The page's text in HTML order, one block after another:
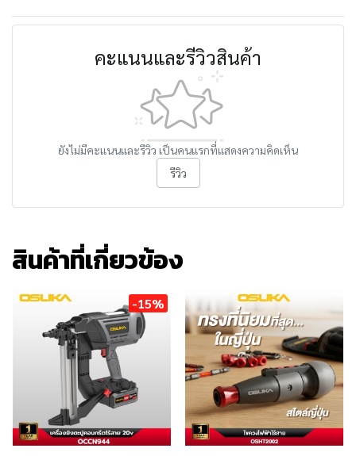
คะแนนและรีวิวสินค้า
ยังไม่มีคะแนนและรีวิว เป็นคนแรกที่แสดงความคิดเห็น
รีวิว
สินค้าที่เกี่ยวข้อง
-15%